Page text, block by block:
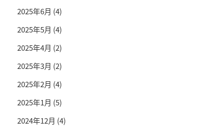
2025年6月 (4)
2025年5月 (4)
2025年4月 (2)
2025年3月 (2)
2025年2月 (4)
2025年1月 (5)
2024年12月 (4)